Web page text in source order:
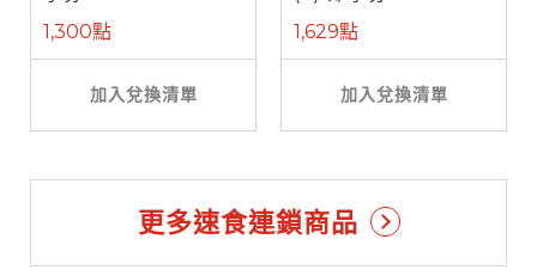
1,300點
加入兌換清單
1,629點
加入兌換清單
更多速食連鎖商品